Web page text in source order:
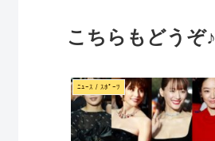
こちらもどうぞ♪
ﾆｭｰｽ / ｽﾎﾟｰﾂ